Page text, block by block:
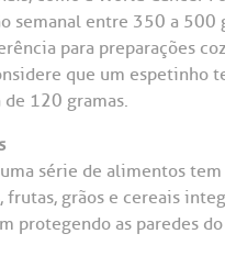
semanal entre 350 a 500
para preparações
que um espetinho
de 120 gramas.
série de alimentos
frutas, grãos e cereais
protegendo as paredes